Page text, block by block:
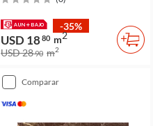
-35%
USD 1880 m2
USD 2890 m2
comparar